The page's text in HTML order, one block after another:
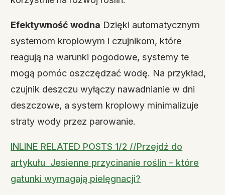
Efektywność wodna Dzięki automatycznym
systemom kroplowym i czujnikom, które
reagują na warunki pogodowe, systemy te
mogą pomóc oszczędzać wodę. Na przykład,
czujnik deszczu wyłączy nawadnianie w dni
deszczowe, a system kroplowy minimalizuje
straty wody przez parowanie.
INLINE RELATED POSTS 1/2 //Przejdź do
artykułu Jesienne przycinanie roślin – które
gatunki wymagają pielęgnacji?